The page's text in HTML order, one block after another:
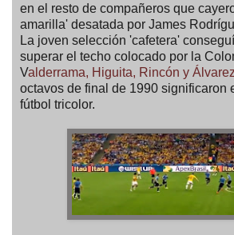
en el resto de compañeros que
amarilla' desatada por James
La joven selección 'cafetera'
superar el techo colocado por la
Valderrama, Higuita, Rincón y Álvarez
octavos de final de 1990 significaron
fútbol tricolor.